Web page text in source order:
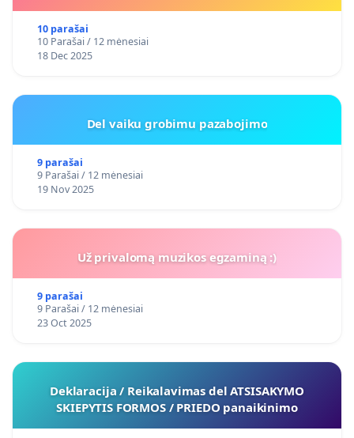
10 parašai
10 Parašai / 12 mėnesiai
18 Dec 2025
Del vaiku grobimu pazabojimo
9 parašai
9 Parašai / 12 mėnesiai
19 Nov 2025
Už privalomą muzikos egzaminą :)
9 parašai
9 Parašai / 12 mėnesiai
23 Oct 2025
Deklaracija / Reikalavimas del ATSISAKYMO
SKIEPYTIS FORMOS / PRIEDO panaikinimo